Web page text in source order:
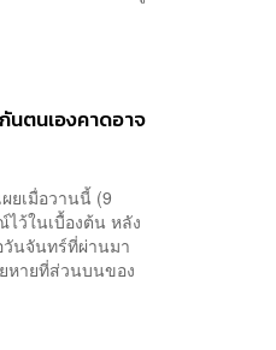
นตนเองคาดอาจ
ยเมื่อวานนี้ (9
ว้ในเบื้องต้น หลัง
นจันทร์ที่ผ่านมา
หายที่ส่วนบนของ